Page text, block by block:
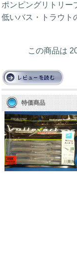
ポンピングリトリー
低いバス・トラウト
この商品は
特価商品